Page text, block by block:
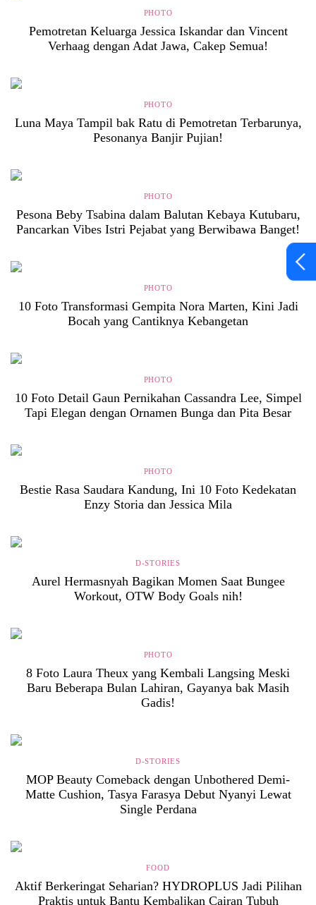
PHOTO
Pemotretan Keluarga Jessica Iskandar dan Vincent
Verhaag dengan Adat Jawa, Cakep Semua!
PHOTO
Luna Maya Tampil bak Ratu di Pemotretan Terbarunya,
Pesonanya Banjir Pujian!
PHOTO
Pesona Beby Tsabina dalam Balutan Kebaya Kutubaru,
Pancarkan Vibes Istri Pejabat yang Berwibawa Banget!
PHOTO
10 Foto Transformasi Gempita Nora Marten, Kini Jadi
Bocah yang Cantiknya Kebangetan
PHOTO
10 Foto Detail Gaun Pernikahan Cassandra Lee, Simpel
Tapi Elegan dengan Ornamen Bunga dan Pita Besar
PHOTO
Bestie Rasa Saudara Kandung, Ini 10 Foto Kedekatan
Enzy Storia dan Jessica Mila
D-STORIES
Aurel Hermasnyah Bagikan Momen Saat Bungee
Workout, OTW Body Goals nih!
PHOTO
8 Foto Laura Theux yang Kembali Langsing Meski
Baru Beberapa Bulan Lahiran, Gayanya bak Masih
Gadis!
D-STORIES
MOP Beauty Comeback dengan Unbothered Demi-
Matte Cushion, Tasya Farasya Debut Nyanyi Lewat
Single Perdana
FOOD
Aktif Berkeringat Seharian? HYDROPLUS Jadi Pilihan
Praktis untuk Bantu Kembalikan Cairan Tubuh